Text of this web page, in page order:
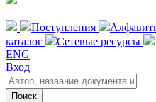
Поступления
каталог
Сетевые ресурсы
ENG
Вход
Поиск